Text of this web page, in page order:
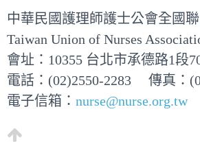
中華民國護理師護士公會全國
Taiwan Union of Nurses
會址：10355 台北市承德路1段
電話：(02)2550-2283 傳真：
電子信箱： nurse@nurse.org.tw